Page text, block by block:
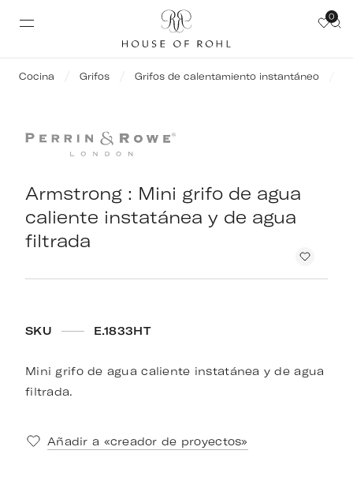
0
Cocina Grifos Grifos de calentamiento instantáneo
Armstrong : Mini grifo de agua
caliente instatánea y de agua
filtrada
SKU E.1833HT
Mini grifo de agua caliente instatánea y de agua
filtrada.
Añadir a «creador de proyectos»